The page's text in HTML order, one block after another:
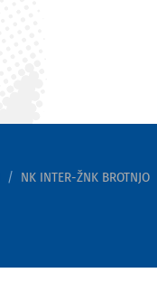
NK INTER-ŽNK BROTNJO